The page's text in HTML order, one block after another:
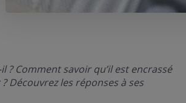
? Comment savoir qu’il est encrassé
Découvrez les réponses à ses